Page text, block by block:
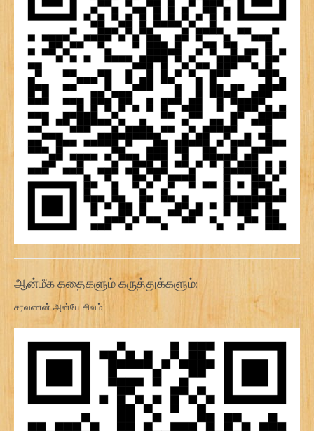
ஆன்மீக கதைகளும் கருத்துக்களும்:
சரவணன் அன்பே சிவம்